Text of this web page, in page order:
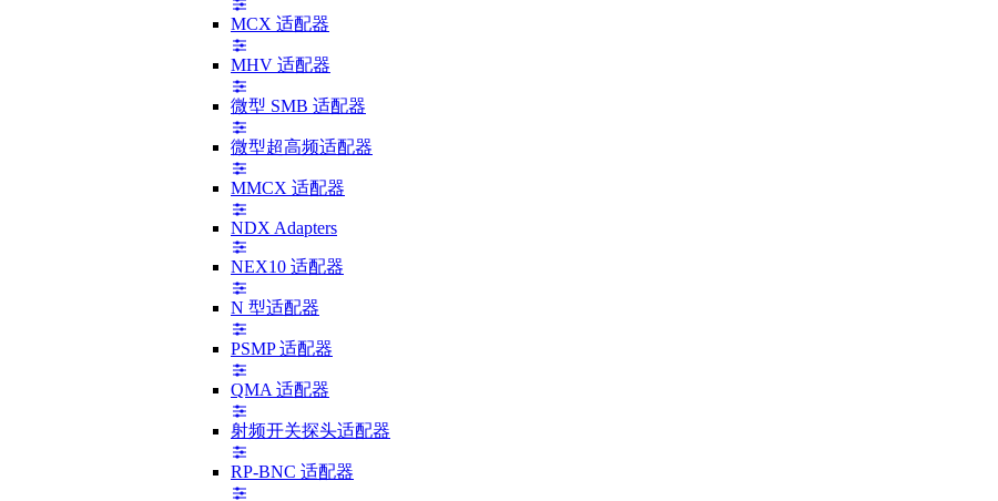
MCX 适配器
MHV 适配器
微型 SMB 适配器
微型超高频适配器
MMCX 适配器
NDX Adapters
NEX10 适配器
N 型适配器
PSMP 适配器
QMA 适配器
射频开关探头适配器
RP-BNC 适配器